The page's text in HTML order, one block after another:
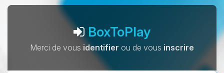
BoxToPlay
Merci de vous identifier ou de vous inscrire